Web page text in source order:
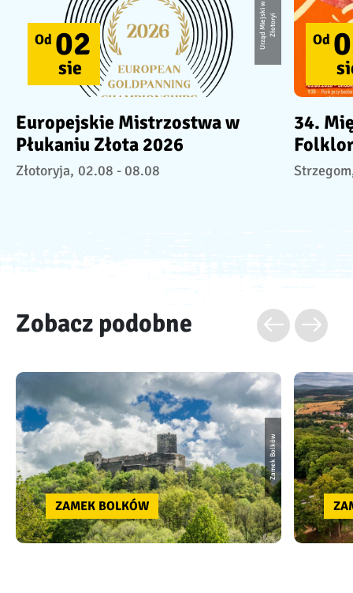
U
r
z
ą
d
Mi
e
js
ki
w
Z
ł
o
t
o
ryi
Od 02
sie
Europejskie Mistrzostwa w
Płukaniu Złota 2026
Złotoryja, 02.08 - 08.08
Od
34.
Zobacz podobne
Zamek Bolków
ZAMEK BOLKÓW